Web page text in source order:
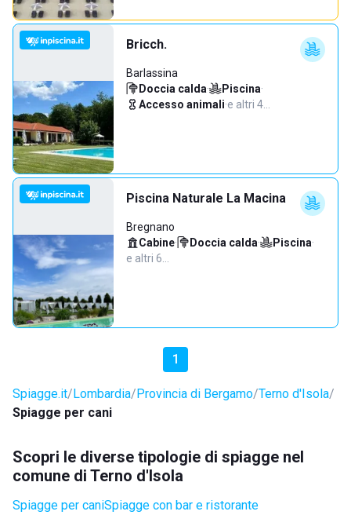
Bricch.
Barlassina
Doccia calda· Piscina·
Accesso animali·e altri 4…
Piscina Naturale La Macina
Bregnano
Cabine· Doccia calda· Piscina·
e altri 6…
1
Spiagge.it Lombardia Provincia di Bergamo Terno d'Isola
Spiagge per cani
Scopri le diverse tipologie di spiagge nel
comune di Terno d'Isola
Spiagge per caniSpiagge con bar e ristorante